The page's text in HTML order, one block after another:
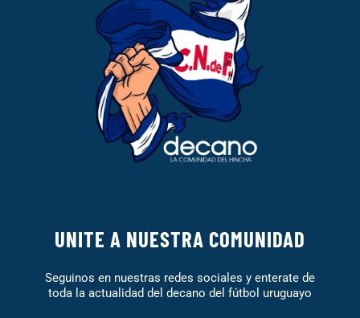
UNITE A NUESTRA COMUNIDAD
Seguinos en nuestras redes sociales y enterate de
toda la actualidad del decano del fútbol uruguayo